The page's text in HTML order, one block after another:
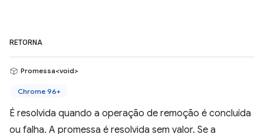
RETORNA
Promessa<void>
Chrome 96+
É resolvida quando a operação de remoção é concluída
ou falha. A promessa é resolvida sem valor. Se a